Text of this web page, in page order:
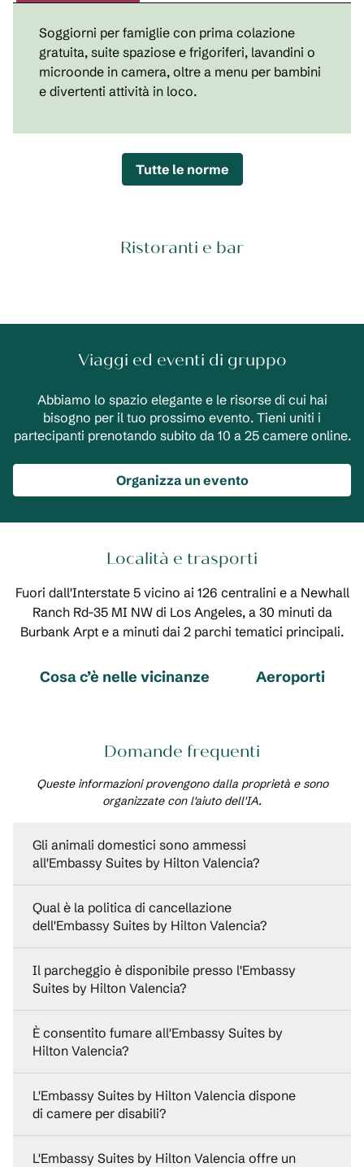
Soggiorni per famiglie con prima colazione
gratuita, suite spaziose e frigoriferi, lavandini o
microonde in camera, oltre a menu per bambini
e divertenti attività in loco.
Tutte le norme
Ristoranti e bar
Viaggi ed eventi di gruppo
Abbiamo lo spazio elegante e le risorse di cui hai
bisogno per il tuo prossimo evento. Tieni uniti i
partecipanti prenotando subito da 10 a 25 camere online.
Organizza un evento
Località e trasporti
Fuori dall'Interstate 5 vicino ai 126 centralini e a Newhall
Ranch Rd-35 MI NW di Los Angeles, a 30 minuti da
Burbank Arpt e a minuti dai 2 parchi tematici principali.
Cosa c’è nelle vicinanze Aeroporti
Domande frequenti
Queste informazioni provengono dalla proprietà e sono
organizzate con l'aiuto dell'IA.
Gli animali domestici sono ammessi
all'Embassy Suites by Hilton Valencia?
Qual è la politica di cancellazione
dell'Embassy Suites by Hilton Valencia?
Il parcheggio è disponibile presso l'Embassy
Suites by Hilton Valencia?
È consentito fumare all'Embassy Suites by
Hilton Valencia?
L'Embassy Suites by Hilton Valencia dispone
di camere per disabili?
L'Embassy Suites by Hilton Valencia offre un